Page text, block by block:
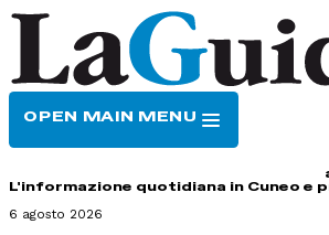
OPEN MAIN MENU
L'informazione quotidiana in Cuneo e
6 agosto 2026